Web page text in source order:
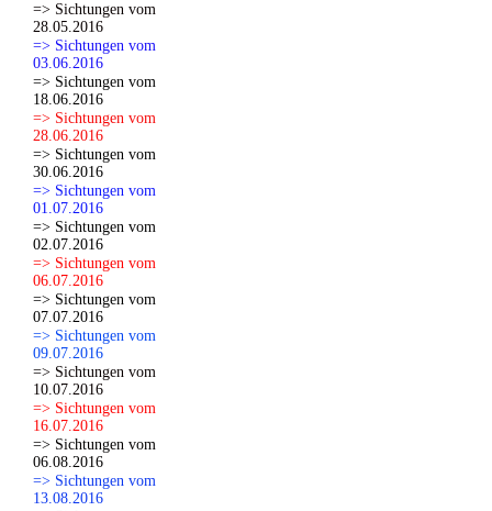
=> Sichtungen vom
28.05.2016
=> Sichtungen vom
03.06.2016
=> Sichtungen vom
18.06.2016
=> Sichtungen vom
28.06.2016
=> Sichtungen vom
30.06.2016
=> Sichtungen vom
01.07.2016
=> Sichtungen vom
02.07.2016
=> Sichtungen vom
06.07.2016
=> Sichtungen vom
07.07.2016
=> Sichtungen vom
09.07.2016
=> Sichtungen vom
10.07.2016
=> Sichtungen vom
16.07.2016
=> Sichtungen vom
06.08.2016
=> Sichtungen vom
13.08.2016